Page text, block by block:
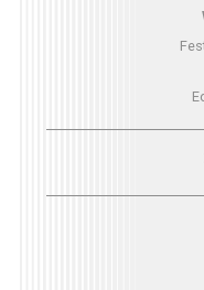
Menu -
Menu -